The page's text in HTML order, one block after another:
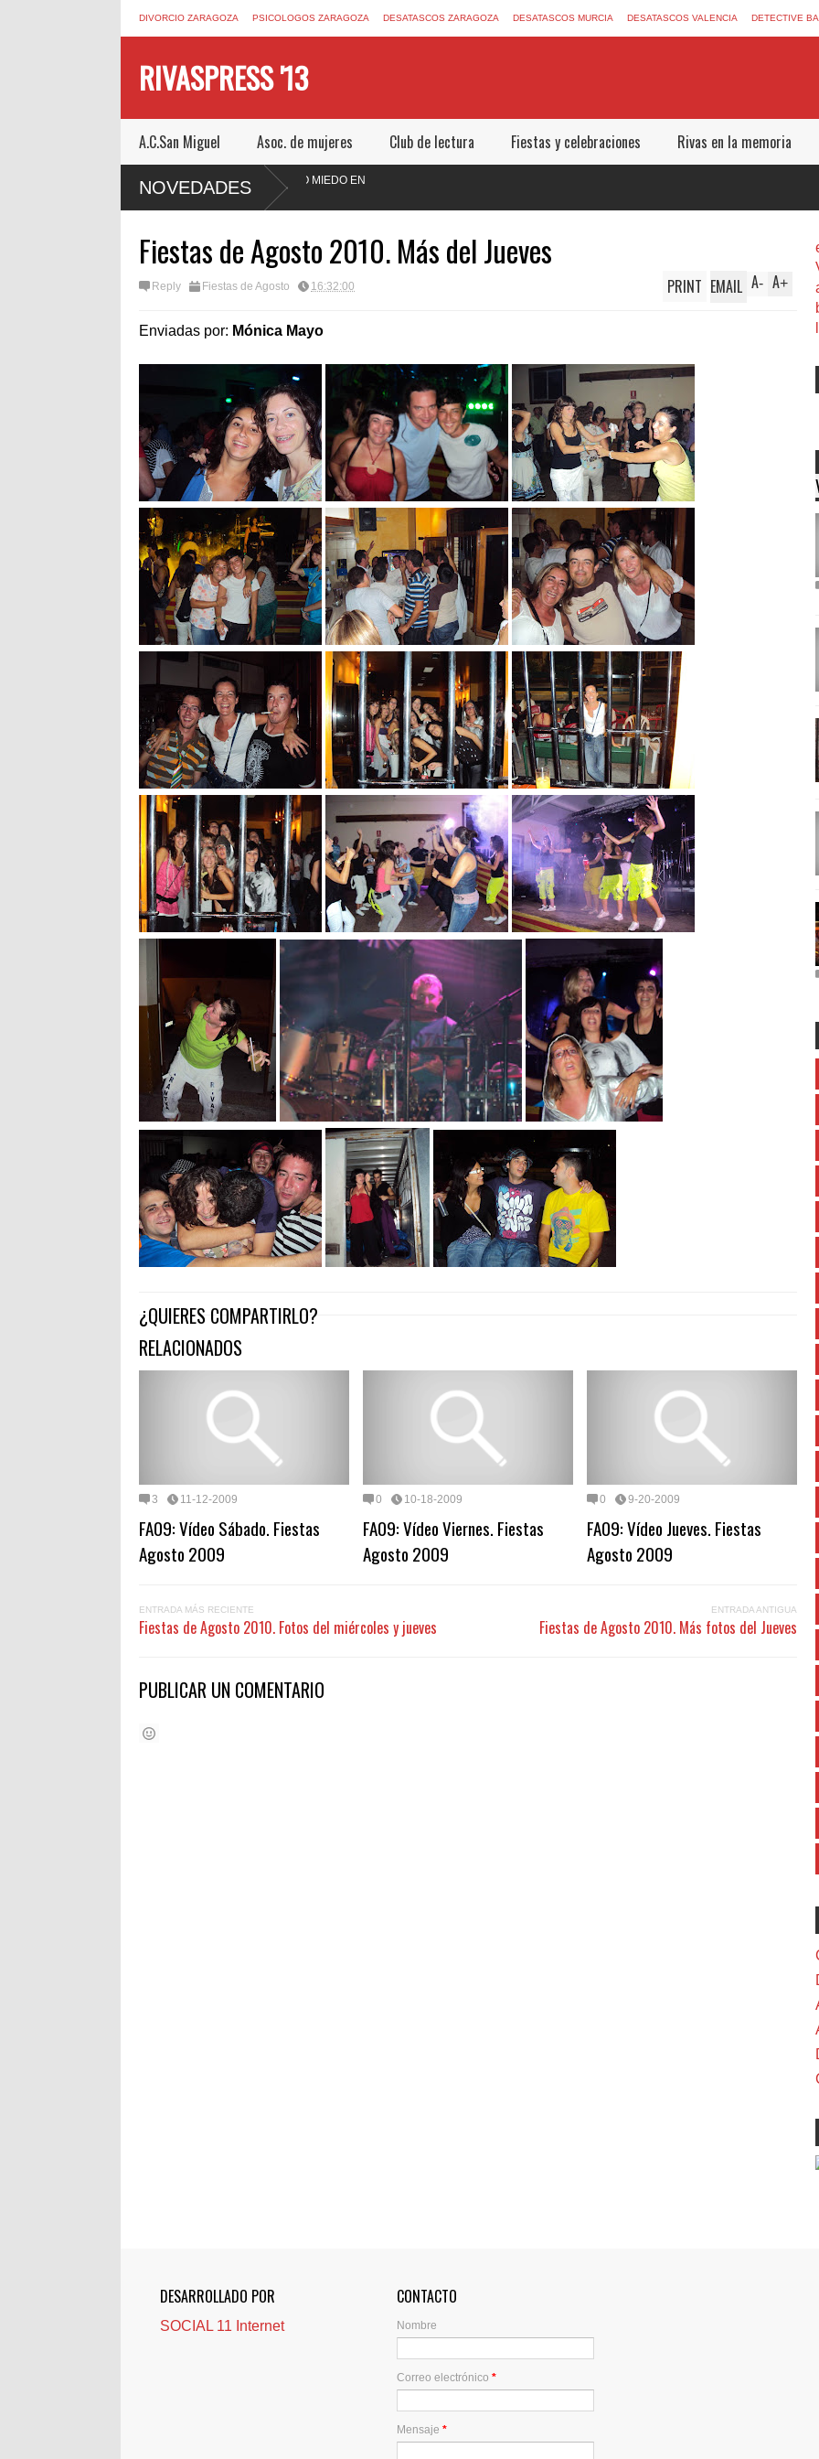
DIVORCIO ZARAGOZA PSICOLOGOS ZARAGOZA DESATASCOS ZARAGOZA DESATASCOS MURCIA DESATASCOS VALENCIA DETECTIVE
RIVASPRESS '13
A.C.San Miguel Asoc. de mujeres Club de lectura Fiestas y celebraciones Rivas en la memoria
NOVEDADES
UN ESCAPE ROOM DE MUCHO MIEDO EN
Fiestas de Agosto 2010. Más del Jueves
Reply Fiestas de Agosto 16:32:00 A+
A-
PRINT EMAIL
Enviadas por: Mónica Mayo
¿QUIERES COMPARTIRLO?
RELACIONADOS
3 11-12-2009
FA09: Vídeo Sábado. Fiestas
Agosto 2009
0 10-18-2009
FA09: Vídeo Viernes. Fiestas
Agosto 2009
0 9-20-2009
FA09: Vídeo Jueves. Fiestas
Agosto 2009
ENTRADA MÁS RECIENTE
Fiestas de Agosto 2010. Fotos del miércoles y jueves
ENTRADA ANTIGUA
Fiestas de Agosto 2010. Más fotos del Jueves
PUBLICAR UN COMENTARIO
DESARROLLADO POR
SOCIAL 11 Internet
CONTACTO
Nombre
Correo electrónico*
Mensaje*